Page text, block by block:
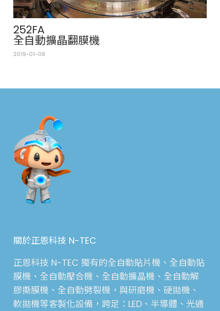
252FA
全自動擴晶翻膜機
2019-01-08
關於正恩科技 N-TEC
正恩科技 N-TEC 獨有的全自動貼片機、全自動貼
膜機、全自動壓合機、全自動擴晶機、全自動解
膠撕膜機、全自動劈裂機，與研磨機、硬拋機、
軟拋機等客製化設備，跨足：LED、半導體、光通